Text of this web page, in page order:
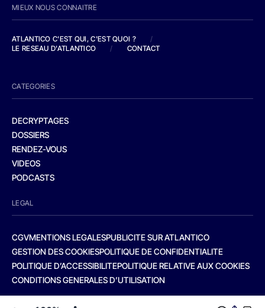
MIEUX NOUS CONNAITRE
ATLANTICO C'EST QUI, C'EST QUOI ?
/
LE RESEAU D'ATLANTICO
/ CONTACT
CATEGORIES
DECRYPTAGES
DOSSIERS
RENDEZ-VOUS
VIDEOS
PODCASTS
LEGAL
CGVMENTIONS LEGALESPUBLICITE SUR ATLANTICO
GESTION DES COOKIESPOLITIQUE DE CONFIDENTIALITE
POLITIQUE D’ACCESSIBILITEPOLITIQUE RELATIVE AUX COOKIES
CONDITIONS GENERALES D’UTILISATION